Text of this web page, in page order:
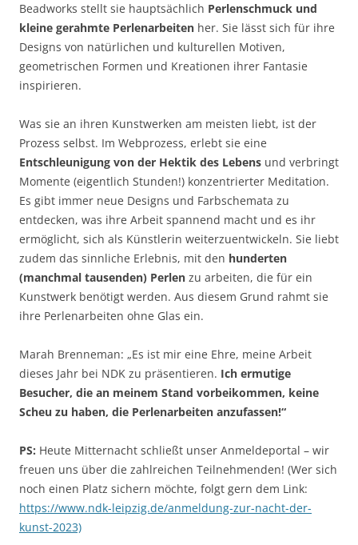
Beadworks stellt sie hauptsächlich Perlenschmuck und
kleine gerahmte Perlenarbeiten her. Sie lässt sich für ihre
Designs von natürlichen und kulturellen Motiven,
geometrischen Formen und Kreationen ihrer Fantasie
inspirieren.
Was sie an ihren Kunstwerken am meisten liebt, ist der
Prozess selbst. Im Webprozess, erlebt sie eine
Entschleunigung von der Hektik des Lebens und verbringt
Momente (eigentlich Stunden!) konzentrierter Meditation.
Es gibt immer neue Designs und Farbschemata zu
entdecken, was ihre Arbeit spannend macht und es ihr
ermöglicht, sich als Künstlerin weiterzuentwickeln. Sie liebt
zudem das sinnliche Erlebnis, mit den hunderten
(manchmal tausenden) Perlen zu arbeiten, die für ein
Kunstwerk benötigt werden. Aus diesem Grund rahmt sie
ihre Perlenarbeiten ohne Glas ein.
Marah Brenneman: „Es ist mir eine Ehre, meine Arbeit
dieses Jahr bei NDK zu präsentieren. Ich ermutige
Besucher, die an meinem Stand vorbeikommen, keine
Scheu zu haben, die Perlenarbeiten anzufassen!“
PS: Heute Mitternacht schließt unser Anmeldeportal – wir
freuen uns über die zahlreichen Teilnehmenden! (Wer sich
noch einen Platz sichern möchte, folgt gern dem Link:
https://www.ndk-leipzig.de/anmeldung-zur-nacht-der-
kunst-2023)